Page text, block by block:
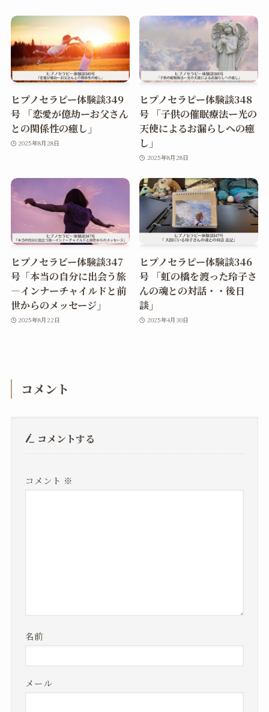
ヒプノセラピー体験談349
号 「恋愛が億劫ーお父さん
との関係性の癒し」
2025年8月28日
ヒプノセラピー体験談348
号 「子供の催眠療法ー光の
天使によるお漏らしへの癒
し」
2025年8月28日
ヒプノセラピー体験談347
号「本当の自分に出会う旅
―インナーチャイルドと前
世からのメッセージ」
2025年8月22日
ヒプノセラピー体験談346
号 「虹の橋を渡った玲子さ
んの魂との対話・・後日
談」
2025年4月30日
コメント
コメントする
コメント ※
名前
メール